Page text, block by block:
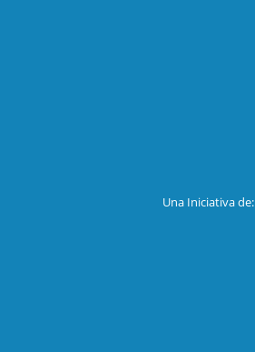
Una Iniciativa de: